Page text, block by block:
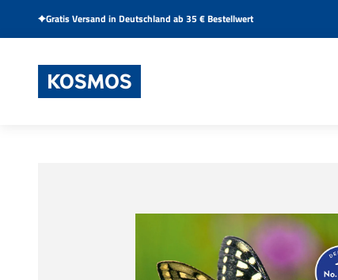
Gratis Versand in Deutschland ab 35 € Bestellwert
KOSMOS Verlag